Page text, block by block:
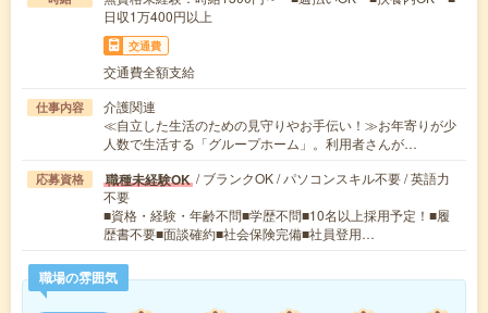
日収1万400円以上
交通費
交通費全額支給
仕事内容
介護関連
≪自立した生活のための見守りやお手伝い！≫お年寄りが少
人数で生活する「グループホーム」。利用者さんが…
応募資格 職種未経験OK / ブランクOK / パソコンスキル不要 / 英語力
不要
■資格・経験・年齢不問■学歴不問■10名以上採用予定！■履
歴書不要■面談確約■社会保険完備■社員登用…
職場の雰囲気